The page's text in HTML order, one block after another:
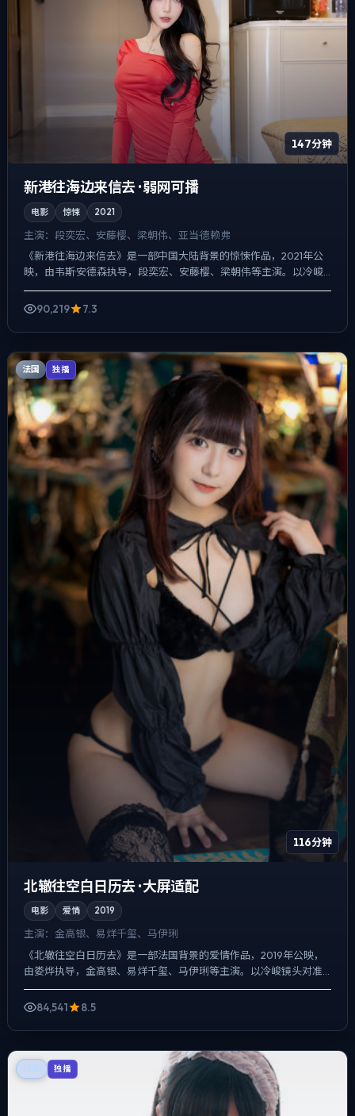
147分钟
新港往海边来信去 · 弱网可播
电影 惊悚 2021
主演： 段奕宏、安藤樱、梁朝伟、亚当·德赖弗
《新港往海边来信去》是一部中国大陆背景的惊悚作品，2021年公
映，由韦斯·安德森执导，段奕宏、安藤樱、梁朝伟等主演。以冷峻
镜头对准普通人的抉择瞬间，悬疑外壳下，更想讨论的是「记...
90,219
7.3
法国 独播
116分钟
北辙往空白日历去 · 大屏适配
电影 爱情 2019
主演： 金高银、易烊千玺、马伊琍
《北辙往空白日历去》是一部法国背景的爱情作品，2019年公映，
由娄烨执导，金高银、易烊千玺、马伊琍等主演。以冷峻镜头对准
普通人的抉择瞬间，真相并非一次性抛出，而是在对话与物件细...
84,541
8.5
独播